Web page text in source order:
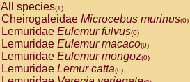
All species(1)
Cheirogaleidae Microcebus murinus(0)
Lemuridae Eulemur fulvus(0)
Lemuridae Eulemur macaco(0)
Lemuridae Eulemur mongoz(0)
Lemuridae Lemur catta(0)